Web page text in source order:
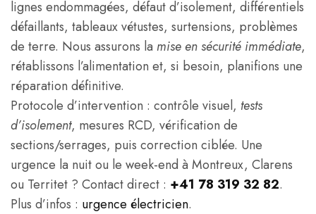
lignes endommagées, défaut d’isolement, différentiels
défaillants, tableaux vétustes, surtensions, problèmes
de terre. Nous assurons la mise en sécurité immédiate,
rétablissons l’alimentation et, si besoin, planifions une
réparation définitive.
Protocole d’intervention : contrôle visuel, tests
d’isolement, mesures RCD, vérification de
sections/serrages, puis correction ciblée. Une
urgence la nuit ou le week-end à Montreux, Clarens
ou Territet ? Contact direct : +41 78 319 32 82.
Plus d’infos : urgence électricien.